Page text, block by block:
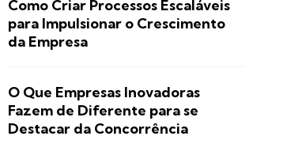
Como Criar Processos Escaláveis
para Impulsionar o Crescimento
da Empresa
O Que Empresas Inovadoras
Fazem de Diferente para se
Destacar da Concorrência